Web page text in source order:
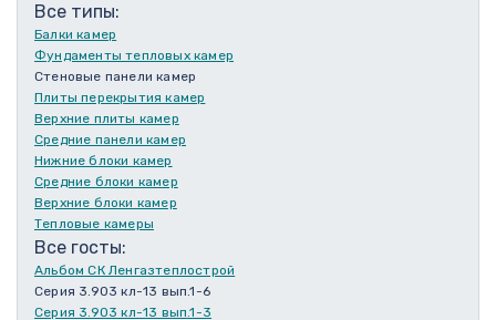
Все типы:
Балки камер
Фундаменты тепловых камер
Стеновые панели камер
Плиты перекрытия камер
Верхние плиты камер
Средние панели камер
Нижние блоки камер
Средние блоки камер
Верхние блоки камер
Тепловые камеры
Все госты:
Альбом СК Ленгазтеплострой
Серия 3.903 кл-13 вып.1-6
Серия 3.903 кл-13 вып.1-3